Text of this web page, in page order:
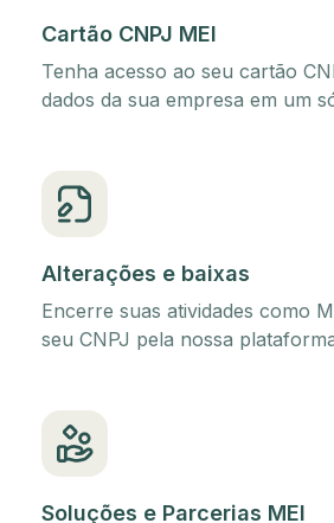
Cartão CNPJ MEI
Tenha acesso ao seu cartão
dados da sua empresa em um
Alterações e baixas
Encerre suas atividades como
seu CNPJ pela nossa
Soluções e Parcerias MEI